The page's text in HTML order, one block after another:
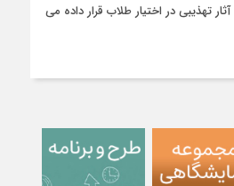
فایل PDF آثار تهذیبی در اختیار طلاب قرار داده می